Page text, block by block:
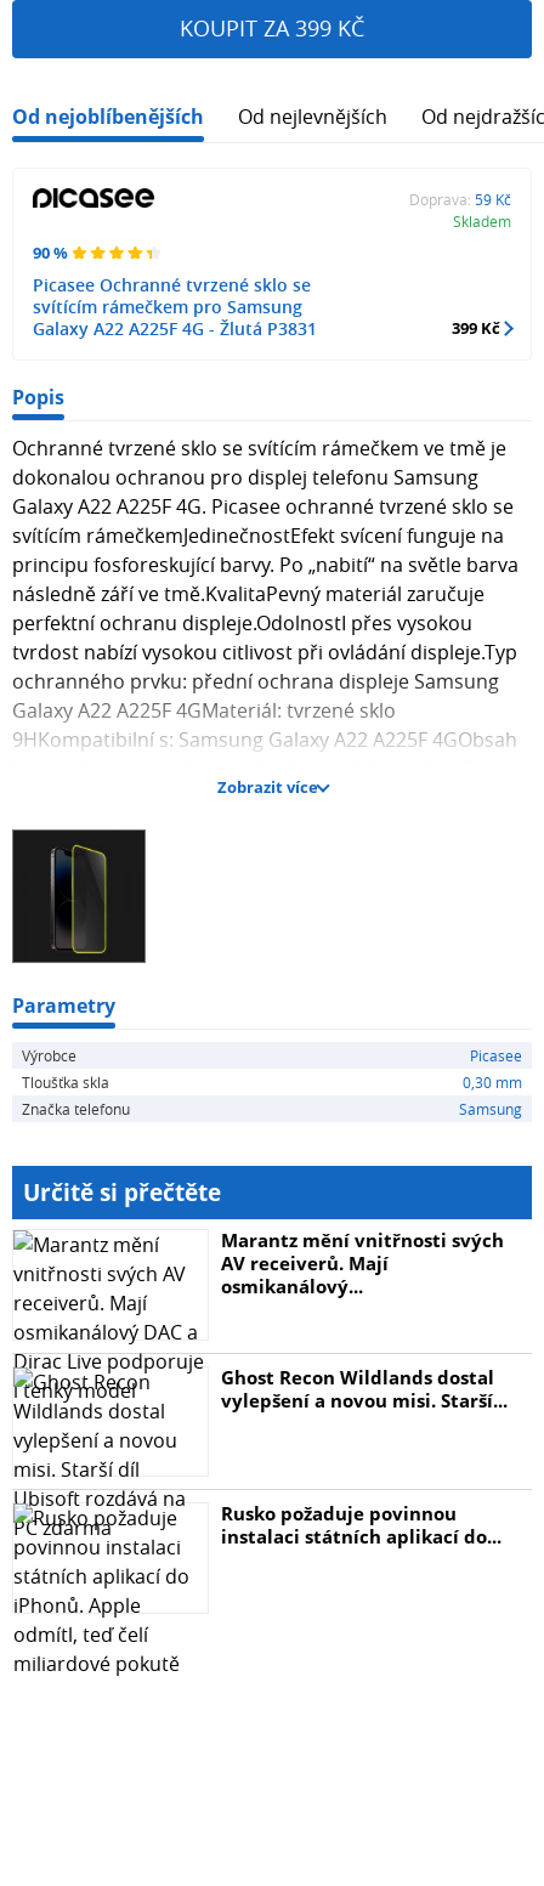
KOUPIT ZA 399 KČ
Od nejoblíbenějších Od nejlevnějších Od
90 %
Picasee Ochranné tvrzené sklo se
svítícím rámečkem pro Samsung
Galaxy A22 A225F 4G - Žlutá P3831
Doprava: 59 Kč
Skladem
399 Kč
Popis
Ochranné tvrzené sklo se svítícím rámečkem ve tmě je
dokonalou ochranou pro displej telefonu Samsung
Galaxy A22 A225F 4G. Picasee ochranné tvrzené sklo se
svítícím rámečkemJedinečnostEfekt svícení funguje na
principu fosforeskující barvy. Po „nabití“ na světle barva
následně září ve tmě.KvalitaPevný materiál zaručuje
perfektní ochranu displeje.OdolnostI přes vysokou
tvrdost nabízí vysokou citlivost při ovládání displeje.Typ
ochranného prvku: přední ochrana displeje Samsung
Galaxy A22 A225F 4GMateriál: tvrzené sklo
9HKompatibilní s: Samsung Galaxy A22 A225F 4GObsah
pro Samsung Galaxy A22 A225F 4G , 1x hadřík pro
aplikaci skla na displej telefonu. Fotografie skla mohou
být ilustrativní.
Zobrazit více
Parametry
Výrobce
Picasee
Tloušťka skla
0,30 mm
Značka telefonu
Samsung
Určitě si přečtěte
Marantz mění vnitřnosti svých
AV receiverů. Mají
osmikanálový...
Ghost Recon Wildlands dostal
vylepšení a novou misi. Starší...
Rusko požaduje povinnou
instalaci státních aplikací do...